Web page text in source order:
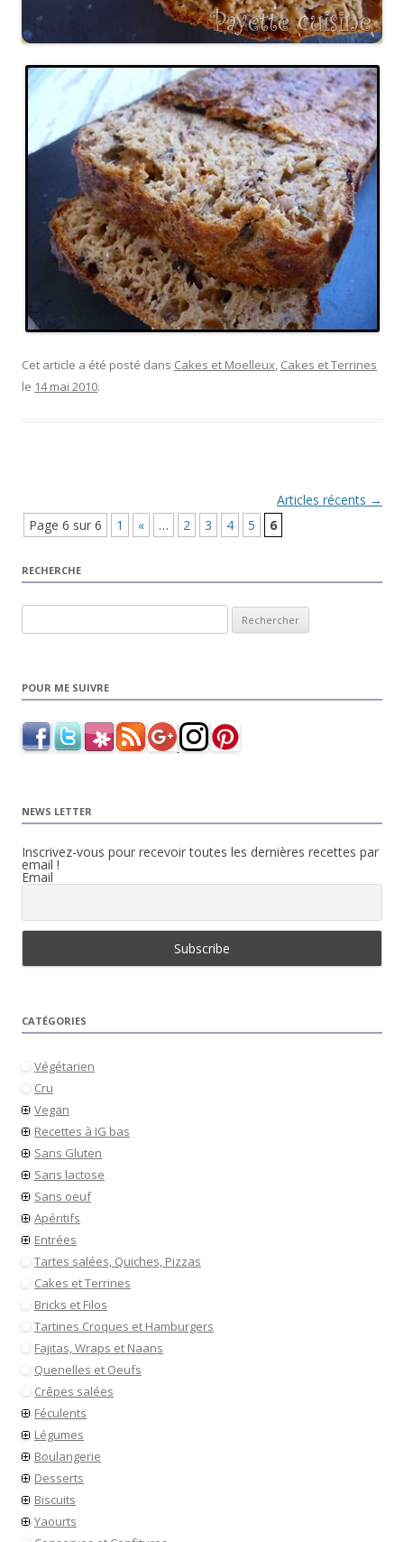
Cet article a été posté dans Cakes et Moelleux, Cakes et Terrines
le 14 mai 2010.
Articles récents →
Page 6 sur 6
1 « … 2 3 4 5 6
RECHERCHE
POUR ME SUIVRE
NEWS LETTER
Inscrivez-vous pour recevoir toutes les dernières recettes par
email !
Email
CATÉGORIES
Végétarien
Cru
Vegan
Recettes à IG bas
Sans Gluten
Sans lactose
Sans oeuf
Apéritifs
Entrées
Tartes salées, Quiches, Pizzas
Cakes et Terrines
Bricks et Filos
Tartines Croques et Hamburgers
Fajitas, Wraps et Naans
Quenelles et Oeufs
Crêpes salées
Féculents
Légumes
Boulangerie
Desserts
Biscuits
Yaourts